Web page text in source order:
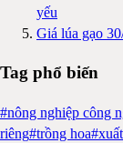
yếu
Giá lúa gạo
Tag phổ biến
#nông nghiệp công
riêng#trồng hoa#